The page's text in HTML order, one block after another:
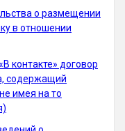
о размещении
в отношении
контакте» договор
содержащий
имея на то